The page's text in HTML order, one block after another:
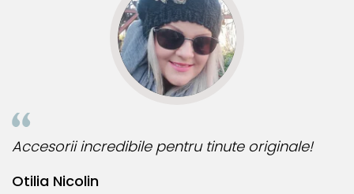
Otilia Nicolin
Accesorii incredibile pentru tinute originale!